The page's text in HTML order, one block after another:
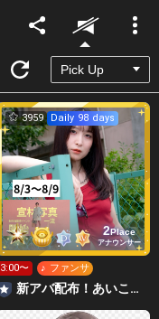
Unmute
2Place
アナウンサー
3959 Daily 98 days
3:00〜 ♪ ファンサ
‪‪新アバ配布！あいこっこroom🐥🌱あいこ